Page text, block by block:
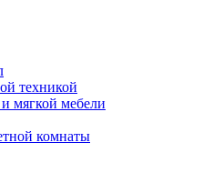
техникой
мягкой мебели
комнаты